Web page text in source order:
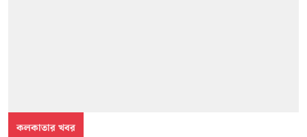
কলকাতার খবর